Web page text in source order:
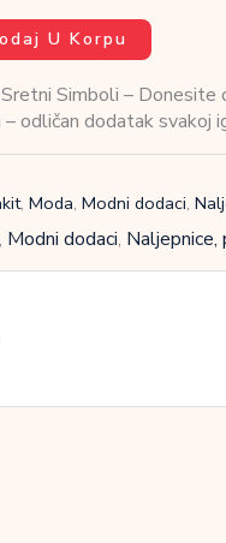
U Korpu
Simboli – Donesite
odličan dodatak svakoj
, Moda, Modni dodaci,
, Modni dodaci,